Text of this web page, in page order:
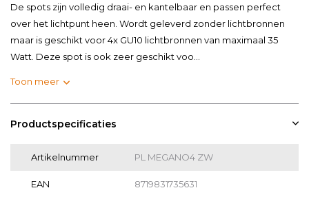
De spots zijn volledig draai- en kantelbaar en passen perfect
over het lichtpunt heen. Wordt geleverd zonder lichtbronnen
maar is geschikt voor 4x GU10 lichtbronnen van maximaal 35
Watt. Deze spot is ook zeer geschikt voo...
Toon meer
Productspecificaties
Artikelnummer PL MEGANO4 ZW
EAN 8719831735631